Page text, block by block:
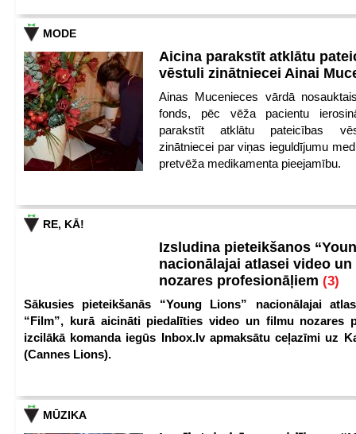
MODE
Aicina parakstīt atklātu
vēstuli zinātniecei Ainai
Ainas Mucenieces vārdā
fonds, pēc vēža pacientu
parakstīt atklātu pateicības
zinātniecei par viņas ieguldījumu
pretvēža medikamenta pieejamību.
RE, KĀ!
Izsludina pieteikšanos
nacionālajai atlasei video
nozares profesionāļiem (3)
Sākusies pieteikšanās “Young Lions” nacionālajai
“Film”, kurā aicināti piedalīties video un filmu nozares
izcilākā komanda iegūs Inbox.lv apmaksātu ceļazīmi uz
(Cannes Lions).
MŪZIKA